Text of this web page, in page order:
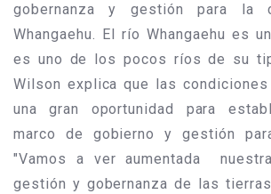
gobernanza y gestión para la
Whangaehu. El río Whangaehu es
es uno de los pocos ríos de su
Wilson explica que las
una gran oportunidad para
marco de gobierno y gestión
"Vamos a ver aumentada
gestión y gobernanza de las